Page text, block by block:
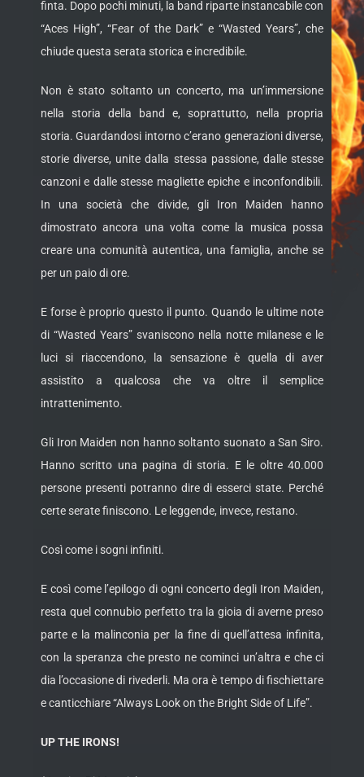
finta. Dopo pochi minuti, la band riparte instancabile con
“Aces High”, “Fear of the Dark” e “Wasted Years”, che
chiude questa serata storica e incredibile.
Non è stato soltanto un concerto, ma un’immersione
nella storia della band e, soprattutto, nella propria
storia. Guardandosi intorno c’erano generazioni diverse,
storie diverse, unite dalla stessa passione, dalle stesse
canzoni e dalle stesse magliette epiche e inconfondibili.
In una società che divide, gli Iron Maiden hanno
dimostrato ancora una volta come la musica possa
creare una comunità autentica, una famiglia, anche se
per un paio di ore.
E forse è proprio questo il punto. Quando le ultime note
di “Wasted Years” svaniscono nella notte milanese e le
luci si riaccendono, la sensazione è quella di aver
assistito a qualcosa che va oltre il semplice
intrattenimento.
Gli Iron Maiden non hanno soltanto suonato a San Siro.
Hanno scritto una pagina di storia. E le oltre 40.000
persone presenti potranno dire di esserci state. Perché
certe serate finiscono. Le leggende, invece, restano.
Così come i sogni infiniti.
E così come l’epilogo di ogni concerto degli Iron Maiden,
resta quel connubio perfetto tra la gioia di averne preso
parte e la malinconia per la fine di quell’attesa infinita,
con la speranza che presto ne cominci un’altra e che ci
dia l’occasione di rivederli. Ma ora è tempo di fischiettare
e canticchiare “Always Look on the Bright Side of Life”.
UP THE IRONS!